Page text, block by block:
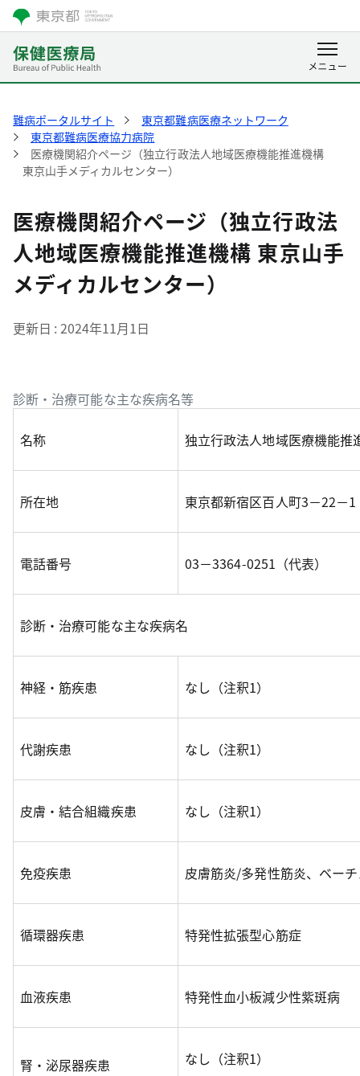
難病ポータルサイト
東京都難病医療ネットワーク
東京都難病医療協力病院
医療機関紹介ページ（独立行政法人地域医療機能推進機構
東京山手メディカルセンター）
医療機関紹介ページ（独立行政法
人地域医療機能推進機構 東京山手
メディカルセンター）
更新日 2024年11月1日
診断・治療可能な主な疾病名等
名称 独立行政法人地域医療機能推
所在地 東京都新宿区百人町3－22－1
電話番号 03－3364-0251（代表）
診断・治療可能な主な疾病名
神経・筋疾患 なし（注釈1）
代謝疾患 なし（注釈1）
皮膚・結合組織疾患 なし（注釈1）
免疫疾患 皮膚筋炎/多発性筋炎、ベー
循環器疾患 特発性拡張型心筋症
血液疾患 特発性血小板減少性紫斑病
腎・泌尿器疾患 なし（注釈1）